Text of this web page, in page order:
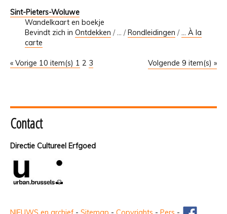
Sint-Pieters-Woluwe
Wandelkaart en boekje
Bevindt zich in Ontdekken /… /Rondleidingen /... À la
carte
« Vorige 10 item(s) Volgende 9 item(s) »
1 2 3
Contact
Directie Cultureel Erfgoed